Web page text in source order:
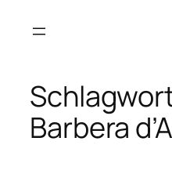
Inhalt
Barbera